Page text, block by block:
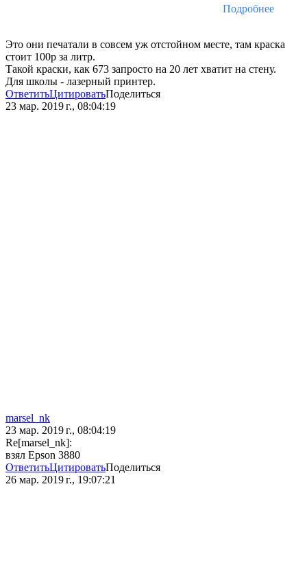
Подробнее
Это они печатали в совсем уж отстойном месте, там краска
стоит 100р за литр.
Такой краски, как 673 запросто на 20 лет хватит на стену.
Для школы - лазерный принтер.
ОтветитьЦитироватьПоделиться
23 мар. 2019 г., 08:04:19
marsel_nk
23 мар. 2019 г., 08:04:19
Re[marsel_nk]:
взял Epson 3880
ОтветитьЦитироватьПоделиться
26 мар. 2019 г., 19:07:21